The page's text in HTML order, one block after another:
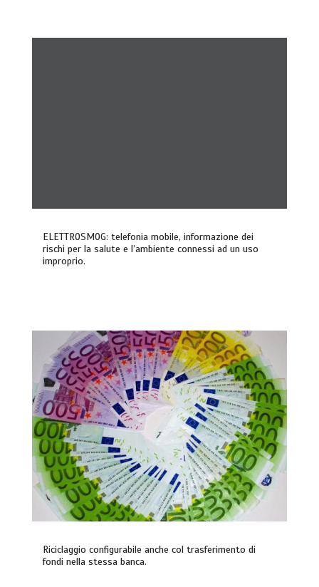
ELETTROSMOG: telefonia mobile, informazione dei
rischi per la salute e l’ambiente connessi ad un uso
improprio.
Riciclaggio configurabile anche col trasferimento di
fondi nella stessa banca.